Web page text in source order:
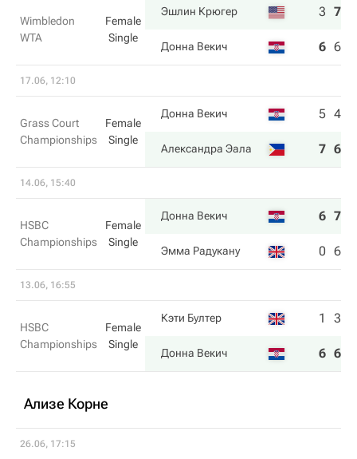
Wimbledon
WTA
Female
Single
Эшлин Крюгер 3 7
Донна Векич 6 6
17.06, 12:10
Grass Court
Championships
Female
Single
Донна Векич 5 4
Александра Эала 7 6
14.06, 15:40
HSBC
Championships
Female
Single
Донна Векич 6 7
Эмма Радукану 0 6
13.06, 16:55
HSBC
Championships
Female
Single
Кэти Бултер 1 3
Донна Векич 6 6
Ализе Корне
26.06, 17:15